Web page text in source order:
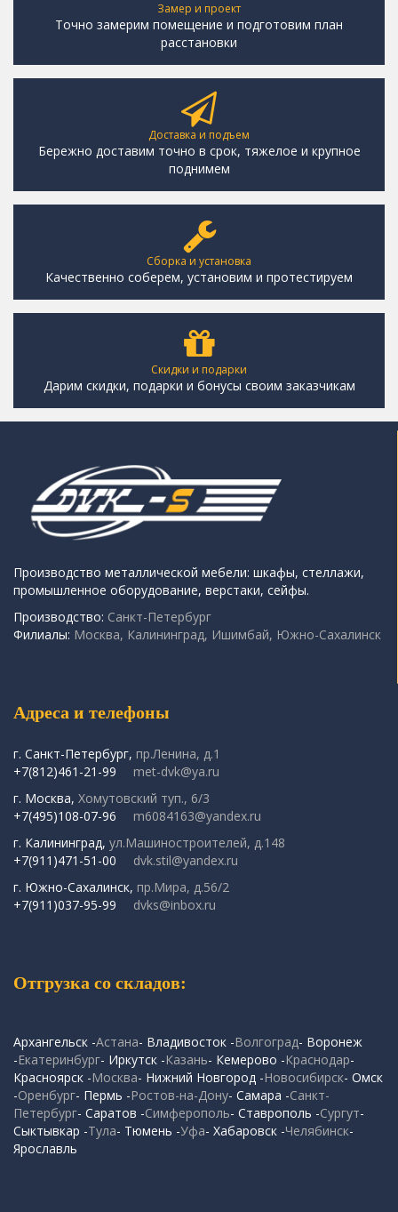
Замер и проект
Точно замерим помещение и подготовим план
расстановки
Доставка и подъем
Бережно доставим точно в срок, тяжелое и крупное
поднимем
Сборка и установка
Качественно соберем, установим и протестируем
Скидки и подарки
Дарим скидки, подарки и бонусы своим заказчикам
Производство металлической мебели: шкафы, стеллажи,
промышленное оборудование, верстаки, сейфы.
Производство: Санкт-Петербург
Филиалы: Москва, Калининград, Ишимбай, Южно-Сахалинск
Адреса и телефоны
г. Санкт-Петербург, пр.Ленина, д.1
+7(812)461-21-99
met-dvk@ya.ru
г. Москва, Хомутовский туп., 6/3
+7(495)108-07-96
m6084163@yandex.ru
г. Калининград, ул.Машиностроителей, д.148
+7(911)471-51-00
dvk.stil@yandex.ru
г. Южно-Сахалинск, пр.Мира, д.56/2
+7(911)037-95-99
dvks@inbox.ru
Отгрузка со складов:
Архангельск -Астана- Владивосток -Волгоград- Воронеж
-Екатеринбург- Иркутск -Казань- Кемерово -Краснодар-
Красноярск -Москва- Нижний Новгород -Новосибирск- Омск
-Оренбург- Пермь -Ростов-на-Дону- Самара -Санкт-
Петербург- Саратов -Симферополь- Ставрополь -Сургут-
Сыктывкар -Тула- Тюмень -Уфа- Хабаровск -Челябинск-
Ярославль